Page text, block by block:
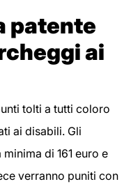
patente
ai
tolti a tutti coloro
ai disabili. Gli
di 161 euro e
verranno puniti con